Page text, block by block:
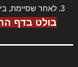
לאחר שסיימת,
בולט בדף